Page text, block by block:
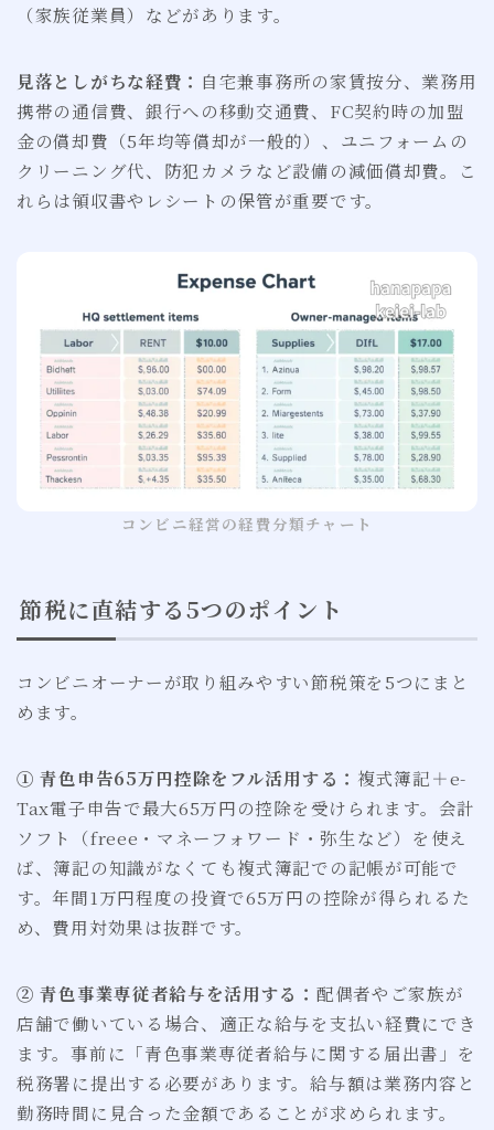
（家族従業員）などがあります。
見落としがちな経費： 自宅兼事務所の家賃按分、業務用
携帯の通信費、銀行への移動交通費、FC契約時の加盟
金の償却費（5年均等償却が一般的）、ユニフォームの
クリーニング代、防犯カメラなど設備の減価償却費。こ
れらは領収書やレシートの保管が重要です。
コンビニ経営の経費分類チャート
節税に直結する5つのポイント
コンビニオーナーが取り組みやすい節税策を5つにまと
めます。
① 青色申告65万円控除をフル活用する： 複式簿記＋e-
Tax電子申告で最大65万円の控除を受けられます。会計
ソフト（freee・マネーフォワード・弥生など）を使え
ば、簿記の知識がなくても複式簿記での記帳が可能で
す。年間1万円程度の投資で65万円の控除が得られるた
め、費用対効果は抜群です。
② 青色事業専従者給与を活用する： 配偶者やご家族が
店舗で働いている場合、適正な給与を支払い経費にでき
ます。事前に「青色事業専従者給与に関する届出書」を
税務署に提出する必要があります。給与額は業務内容と
勤務時間に見合った金額であることが求められます。